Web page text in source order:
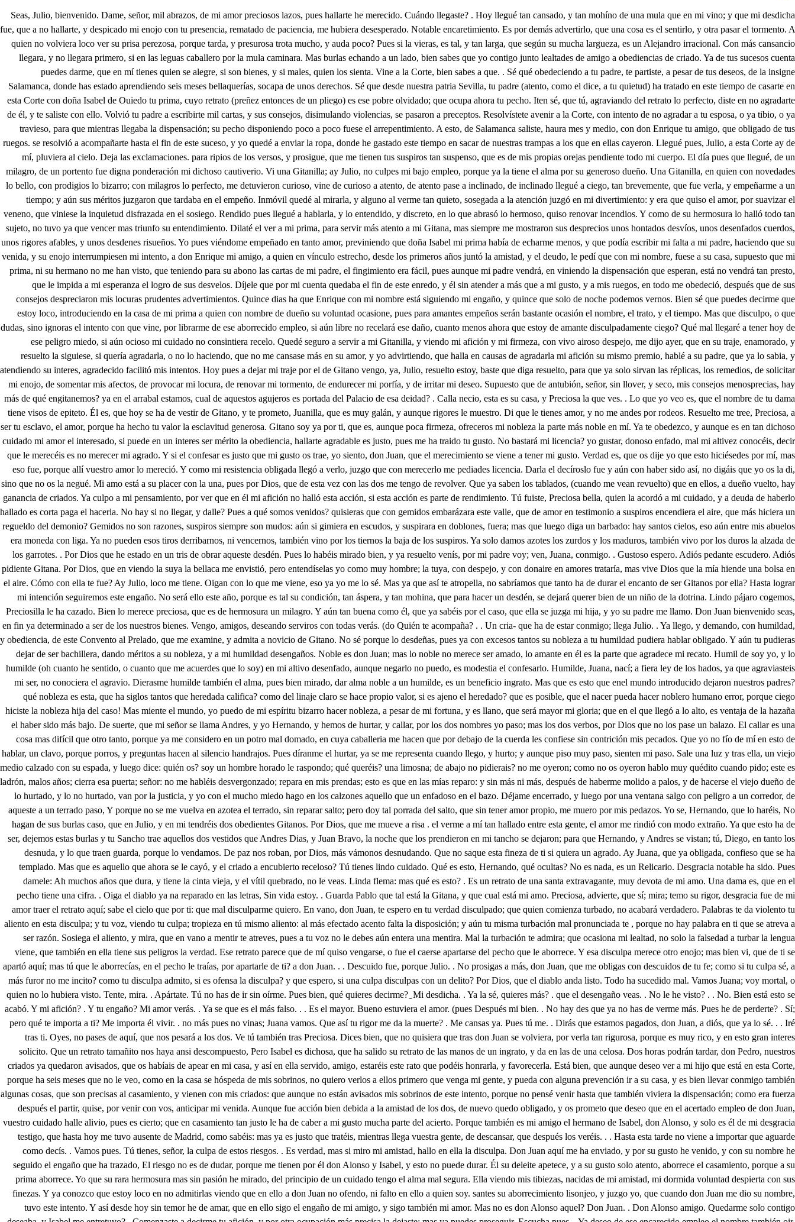
Seas, Julio, bienvenido. Dame, señor, mil abrazos, de mi amor preciosos lazos, pues hallarte he merecido. Cuándo llegaste? . Hoy llegué tan cansado, y tan mohíno de una mula que en mi vino; y que mi desdicha fue, que a no hallarte, y despicado mi enojo con tu presencia, rematado de paciencia, me hubiera desesperado. Notable encaretimiento. Es por demás advertirlo, que una cosa es el sentirlo, y otra pasar el tormento. A quien no volviera loco ver su prisa perezosa, porque tarda, y presurosa trota mucho, y auda poco? Pues si la vieras, es tal, y tan larga, que según su mucha largueza, es un Alejandro irracional. Con más cansancio llegara, y no llegara primero, si en las leguas caballero por la mula caminara. Mas burlas echando a un lado, bien sabes que yo contigo junto lealtades de amigo a obediencias de criado. Ya de tus sucesos cuenta puedes darme, que en mí tienes quien se alegre, si son bienes, y si males, quien los sienta. Vine a la Corte, bien sabes a que. . Sé qué obedeciendo a tu padre, te partiste, a pesar de tus deseos, de la insigne Salamanca, donde has estado aprendiendo seis meses bellaquerías, socapa de unos derechos. Sé que desde nuestra patria Sevilla, tu padre (atento, como el dice, a tu quietud) ha tratado en este tiempo de casarte en esta Corte con doña Isabel de Ouiedo tu prima, cuyo retrato (preñez entonces de un pliego) es ese pobre olvidado; que ocupa ahora tu pecho. Iten sé, que tú, agraviando del retrato lo perfecto, diste en no agradarte de él, y te saliste con ello. Volvió tu padre a escribirte mil cartas, y sus consejos, disimulando violencias, se pasaron a preceptos. Resolvístete avenir a la Corte, con intento de no agradar a tu esposa, o ya tibio, o ya travieso, para que mientras llegaba la dispensación; su pecho disponiendo poco a poco fuese el arrepentimiento. A esto, de Salamanca saliste, haura mes y medio, con don Enrique tu amigo, que obligado de tus ruegos. se resolvió a acompañarte hasta el fin de este suceso, y yo quedé a enviar la ropa, donde he gastado este tiempo en sacar de nuestras trampas a los que en ellas cayeron. Llegué pues, Julio, a esta Corte ay de mí, pluviera al cielo. Deja las exclamaciones. para ripios de los versos, y prosigue, que me tienen tus suspiros tan suspenso, que es de mis propias orejas pendiente todo mi cuerpo. El día pues que llegué, de un milagro, de un portento fue digna ponderación mi dichoso cautiverio. Vi una Gitanilla; ay Julio, no culpes mi bajo empleo, porque ya la tiene el alma por su generoso dueño. Una Gitanilla, en quien con novedades lo bello, con prodigios lo bizarro; con milagros lo perfecto, me detuvieron curioso, vine de curioso a atento, de atento pase a inclinado, de inclinado llegué a ciego, tan brevemente, que fue verla, y empeñarme a un tiempo; y aún sus méritos juzgaron que tardaba en el empeño. Inmóvil quedé al mirarla, y alguno al verme tan quieto, sosegada a la atención juzgó en mi divertimiento: y era que quiso el amor, por suavizar el veneno, que viniese la inquietud disfrazada en el sosiego. Rendido pues llegué a hablarla, y lo entendido, y discreto, en lo que abrasó lo hermoso, quiso renovar incendios. Y como de su hermosura lo halló todo tan sujeto, no tuvo ya que vencer mas triunfo su entendimiento. Dilaté el ver a mi prima, para servir más atento a mi Gitana, mas siempre me mostraron sus desprecios unos hontados desvíos, unos desenfados cuerdos, unos rigores afables, y unos desdenes risueños. Yo pues viéndome empeñado en tanto amor, previniendo que doña Isabel mi prima había de echarme menos, y que podía escribir mi falta a mi padre, haciendo que su venida, y su enojo interrumpiesen mi intento, a don Enrique mi amigo, a quien en vínculo estrecho, desde los primeros años juntó la amistad, y el deudo, le pedí que con mi nombre, fuese a su casa, supuesto que mi prima, ni su hermano no me han visto, que teniendo para su abono las cartas de mi padre, el fingimiento era fácil, pues aunque mi padre vendrá, en viniendo la dispensación que esperan, está no vendrá tan presto, que le impida a mi esperanza el logro de sus desvelos. Díjele que por mi cuenta quedaba el fin de este enredo, y él sin atender a más que a mi gusto, y a mis ruegos, en todo me obedeció, después que de sus consejos despreciaron mis locuras prudentes advertimientos. Quince dias ha que Enrique con mi nombre está siguiendo mi engaño, y quince que solo de noche podemos vernos. Bien sé que puedes decirme que estoy loco, introduciendo en la casa de mi prima a quien con nombre de dueño su voluntad ocasione, pues para amantes empeños serán bastante ocasión el nombre, el trato, y el tiempo. Mas que disculpo, o que dudas, sino ignoras el intento con que vine, por librarme de ese aborrecido empleo, si aún libre no recelará ese daño, cuanto menos ahora que estoy de amante disculpadamente ciego? Qué mal llegaré a tener hoy de ese peligro miedo, si aún ocioso mi cuidado no consintiera recelo. Quedé seguro a servir a mi Gitanilla, y viendo mi afición y mi firmeza, con vivo airoso despejo, me dijo ayer, que en su traje, enamorado, y resuelto la siguiese, si quería agradarla, o no lo haciendo, que no me cansase más en su amor, y yo advirtiendo, que halla en causas de agradarla mi afición su mismo premio, hablé a su padre, que ya lo sabia, y atendiendo su interes, agradecido facilitó mis intentos. Hoy pues a dejar mi traje por el de Gitano vengo, ya, Julio, resuelto estoy, baste que diga resuelto, para que ya solo sirvan las réplicas, los remedios, de solicitar mi enojo, de somentar mis afectos, de provocar mi locura, de renovar mi tormento, de endurecer mi porfía, y de irritar mi deseo. Supuesto que de antubión, señor, sin llover, y seco, mis consejos menosprecias, hay más de qué engitanemos? ya en el arrabal estamos, cual de aquestos agujeros es portada del Palacio de esa deidad? . Calla necio, esta es su casa, y Preciosa la que ves. . Lo que yo veo es, que el nombre de tu dama tiene visos de epiteto. Él es, que hoy se ha de vestir de Gitano, y te prometo, Juanilla, que es muy galán, y aunque rigores le muestro. Di que le tienes amor, y no me andes por rodeos. Resuelto me tree, Preciosa, a ser tu esclavo, el amor, porque ha hecho tu valor la esclavitud generosa. Gitano soy ya por ti, que es, aunque poca firmeza, ofreceros mi nobleza la parte más noble en mí. Ya te obedezco, y aunque es en tan dichoso cuidado mi amor el interesado, si puede en un interes ser mérito la obediencia, hallarte agradable es justo, pues me ha traido tu gusto. No bastará mi licencia? yo gustar, donoso enfado, mal mi altivez conocéis, decir que le merecéis es no merecer mi agrado. Y si el confesar es justo que mi gusto os trae, yo siento, don Juan, que el merecimiento se viene a tener mi gusto. Verdad es, que os dije yo que esto hiciésedes por mí, mas eso fue, porque allí vuestro amor lo mereció. Y como mi resistencia obligada llegó a verlo, juzgo que con merecerlo me pediades licencia. Darla el decíroslo fue y aún con haber sido así, no digáis que yo os la di, sino que no os la negué. Mi amo está a su placer con la una, pues por Dios, que de esta vez con las dos me tengo de revolver. Que ya saben los tablados, (cuando me vean revuelto) que en ellos, a dueño vuelto, hay ganancia de criados. Ya culpo a mi pensamiento, por ver que en él mi afición no halló esta acción, si esta acción es parte de rendimiento. Tú fuiste, Preciosa bella, quien la acordó a mi cuidado, y a deuda de haberlo hallado es corta paga el hacerla. No hay si no llegar, y dalle? Pues a qué somos venidos? quisieras que con gemidos embarázara este valle, que de amor en testimonio a suspiros encendiera el aire, que más hiciera un regueldo del demonio? Gemidos no son razones, suspiros siempre son mudos: aún si gimiera en escudos, y suspirara en doblones, fuera; mas que luego diga un barbado: hay santos cielos, eso aún entre mis abuelos era moneda con liga. Ya no pueden esos tiros derribarnos, ni vencernos, también vino por los tiernos la baja de los suspiros. Ya solo damos azotes los zurdos y los maduros, también vivo por los duros la alzada de los garrotes. . Por Dios que he estado en un tris de obrar aqueste desdén. Pues lo habéis mirado bien, y ya resuelto venís, por mi padre voy; ven, Juana, conmigo. . Gustoso espero. Adiós pedante escudero. Adiós pidiente Gitana. Por Dios, que en viendo la suya la bellaca me envistió, pero entendíselas yo como muy hombre; la tuya, con despejo, y con donaire en amores trataría, mas vive Dios que la mía hiende una bolsa en el aire. Cómo con ella te fue? Ay Julio, loco me tiene. Oigan con lo que me viene, eso ya yo me lo sé. Mas ya que así te atropella, no sabríamos que tanto ha de durar el encanto de ser Gitanos por ella? Hasta lograr mi intención seguiremos este engaño. No será ello este año, porque es tal su condición, tan áspera, y tan mohina, que para hacer un desdén, se dejará querer bien de un niño de la dotrina. Lindo pájaro cogemos, Preciosilla le ha cazado. Bien lo merece preciosa, que es de hermosura un milagro. Y aún tan buena como él, que ya sabéis por el caso, que ella se juzga mi hija, y yo su padre me llamo. Don Juan bienvenido seas, en fin ya determinado a ser de los nuestros bienes. Vengo, amigos, deseando serviros con todas verás. (do Quién te acompaña? . . Un cria- que ha de estar conmigo; llega Julio. . Ya llego, y demando, con humildad, y obediencia, de este Convento al Prelado, que me examine, y admita a novicio de Gitano. No sé porque lo desdeñas, pues ya con excesos tantos su nobleza a tu humildad pudiera hablar obligado. Y aún tu pudieras dejar de ser bachillera, dando méritos a su nobleza, y a mi humildad desengaños. Noble es don Juan; mas lo noble no merece ser amado, lo amante en él es la parte que agradece mi recato. Humil de soy yo, y lo humilde (oh cuanto he sentido, o cuanto que me acuerdes que lo soy) en mi altivo desenfado, aunque negarlo no puedo, es modestia el confesarlo. Humilde, Juana, nací; a fiera ley de los hados, ya que agraviasteis mi ser, no c